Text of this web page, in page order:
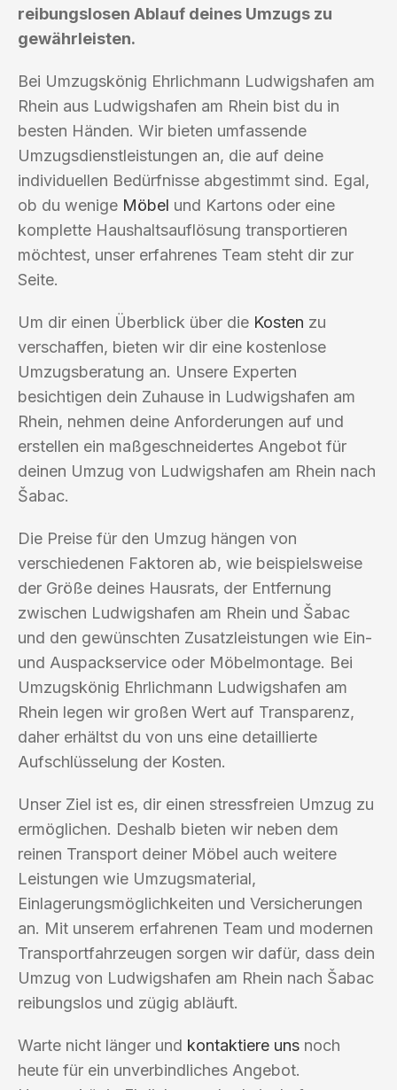
reibungslosen Ablauf deines Umzugs zu
gewährleisten.
Bei Umzugskönig Ehrlichmann Ludwigshafen am
Rhein aus Ludwigshafen am Rhein bist du in
besten Händen. Wir bieten umfassende
Umzugsdienstleistungen an, die auf deine
individuellen Bedürfnisse abgestimmt sind. Egal,
ob du wenige Möbel und Kartons oder eine
komplette Haushaltsauflösung transportieren
möchtest, unser erfahrenes Team steht dir zur
Seite.
Um dir einen Überblick über die Kosten zu
verschaffen, bieten wir dir eine kostenlose
Umzugsberatung an. Unsere Experten
besichtigen dein Zuhause in Ludwigshafen am
Rhein, nehmen deine Anforderungen auf und
erstellen ein maßgeschneidertes Angebot für
deinen Umzug von Ludwigshafen am Rhein nach
Šabac.
Die Preise für den Umzug hängen von
verschiedenen Faktoren ab, wie beispielsweise
der Größe deines Hausrats, der Entfernung
zwischen Ludwigshafen am Rhein und Šabac
und den gewünschten Zusatzleistungen wie Ein-
und Auspackservice oder Möbelmontage. Bei
Umzugskönig Ehrlichmann Ludwigshafen am
Rhein legen wir großen Wert auf Transparenz,
daher erhältst du von uns eine detaillierte
Aufschlüsselung der Kosten.
Unser Ziel ist es, dir einen stressfreien Umzug zu
ermöglichen. Deshalb bieten wir neben dem
reinen Transport deiner Möbel auch weitere
Leistungen wie Umzugsmaterial,
Einlagerungsmöglichkeiten und Versicherungen
an. Mit unserem erfahrenen Team und modernen
Transportfahrzeugen sorgen wir dafür, dass dein
Umzug von Ludwigshafen am Rhein nach Šabac
reibungslos und zügig abläuft.
Warte nicht länger und kontaktiere uns noch
heute für ein unverbindliches Angebot.